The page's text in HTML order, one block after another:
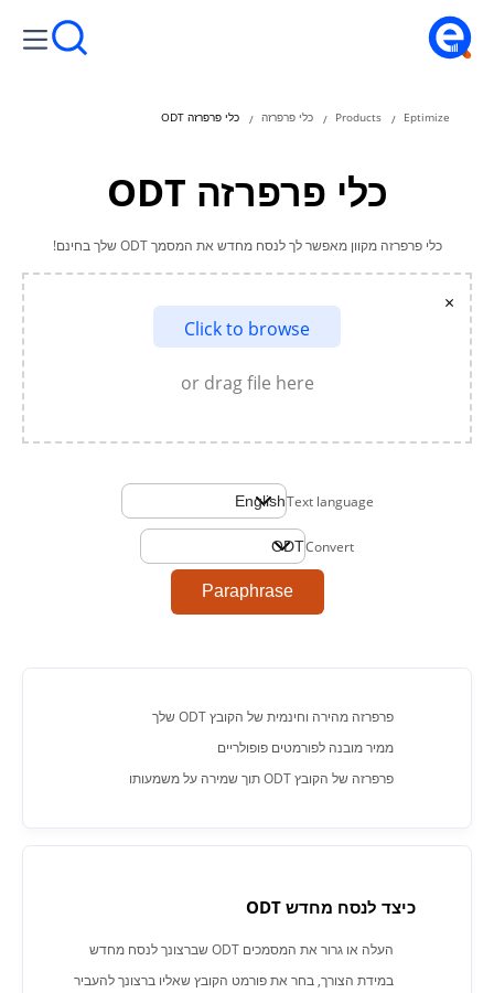
Eptimize
Products כלי פרפרזה כלי פרפרזה ODT
כלי פרפרזה ODT
כלי פרפרזה מקוון מאפשר לך לנסח מחדש את המסמך ODT שלך בחינם!
Click to browse
or drag file here
×
Text language
Convert
Paraphrase
פרפרזה מהירה וחינמית של הקובץ ODT שלך
ממיר מובנה לפורמטים פופולריים
פרפרזה של הקובץ ODT תוך שמירה על משמעותו
כיצד לנסח מחדש ODT
העלה או גרור את המסמכים ODT שברצונך לנסח מחדש
במידת הצורך, בחר את פורמט הקובץ שאליו ברצונך להעביר